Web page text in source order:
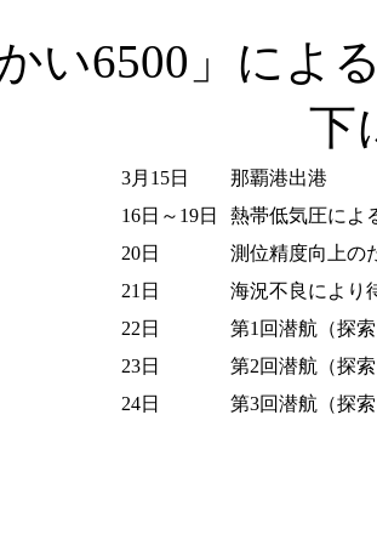
かい6500」によ
下
3月15日
那覇港出港
16日～19日
熱帯低気圧によ
20日
測位精度向上の
21日
海況不良により
22日
第1回潜航（探
23日
第2回潜航（探
24日
第3回潜航（探